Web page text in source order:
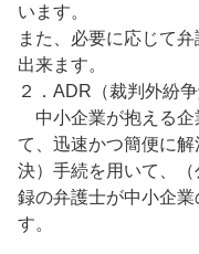
います。
また、必要に応じて
出来ます。
２．ADR（裁判外紛争
中小企業が抱える企
て、迅速かつ簡便に
決）手続を用いて、
録の弁護士が中小企
す。